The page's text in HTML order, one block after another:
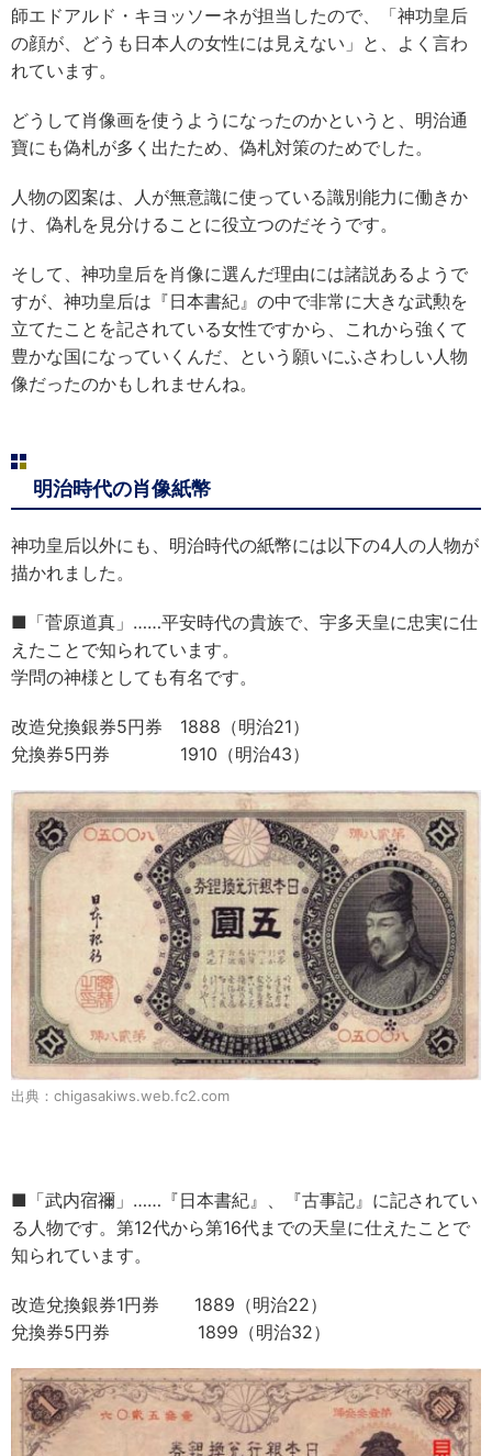
師エドアルド・キヨッソーネが担当したので、「神功皇后
の顔が、どうも日本人の女性には見えない」と、よく言わ
れています。
どうして肖像画を使うようになったのかというと、明治通
寶にも偽札が多く出たため、偽札対策のためでした。
人物の図案は、人が無意識に使っている識別能力に働きか
け、偽札を見分けることに役立つのだそうです。
そして、神功皇后を肖像に選んだ理由には諸説あるようで
すが、神功皇后は『日本書紀』の中で非常に大きな武勲を
立てたことを記されている女性ですから、これから強くて
豊かな国になっていくんだ、という願いにふさわしい人物
像だったのかもしれませんね。
明治時代の肖像紙幣
神功皇后以外にも、明治時代の紙幣には以下の4人の人物が
描かれました。
■「菅原道真」……平安時代の貴族で、宇多天皇に忠実に仕
えたことで知られています。
学問の神様としても有名です。
改造兌換銀券5円券 1888（明治21）
兌換券5円券 1910（明治43）
出典：chigasakiws.web.fc2.com
■「武内宿禰」……『日本書紀』、『古事記』に記されてい
る人物です。第12代から第16代までの天皇に仕えたことで
知られています。
改造兌換銀券1円券 1889（明治22）
兌換券5円券 1899（明治32）